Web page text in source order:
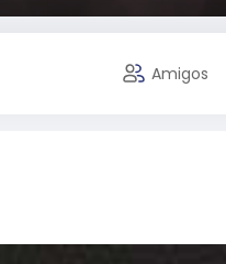
Amigos